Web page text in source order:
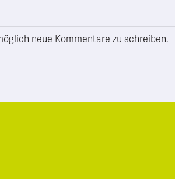
neue Kommentare zu schreiben.